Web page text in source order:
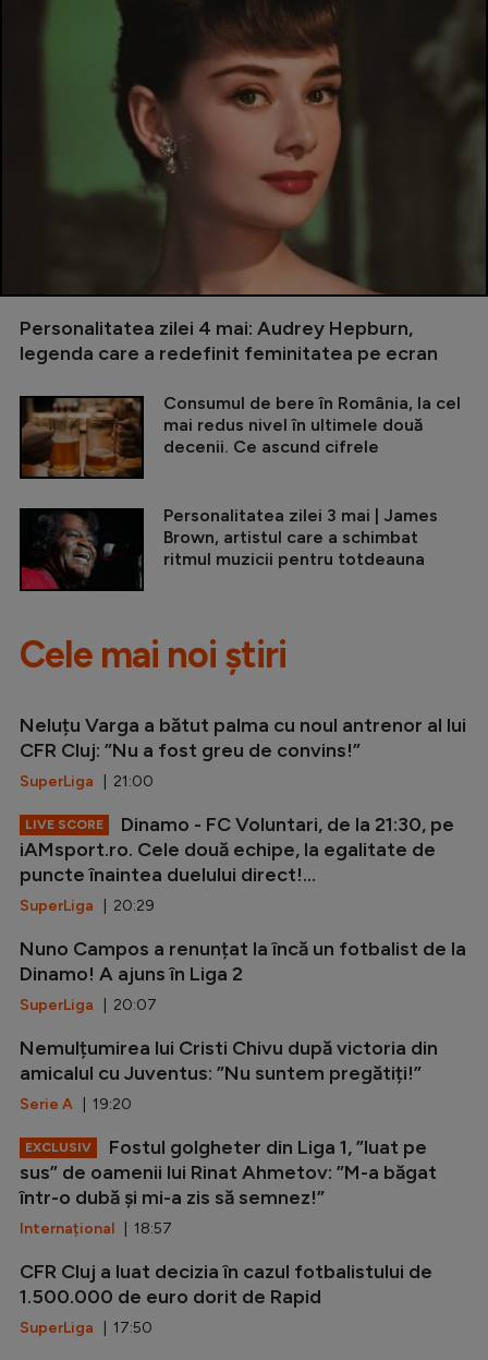
Personalitatea zilei 4 mai: Audrey Hepburn,
legenda care a redefinit feminitatea pe ecran
Consumul de bere în România, la cel
mai redus nivel în ultimele două
decenii. Ce ascund cifrele
Personalitatea zilei 3 mai | James
Brown, artistul care a schimbat
ritmul muzicii pentru totdeauna
Cele mai noi știri
Neluțu Varga a bătut palma cu noul antrenor al lui
CFR Cluj: ”Nu a fost greu de convins!”
SuperLiga | 21:00
LIVE SCORE
Dinamo - FC Voluntari, de la 21:30, pe
iAMsport.ro. Cele două echipe, la egalitate de
puncte înaintea duelului direct!...
SuperLiga | 20:29
Nuno Campos a renunțat la încă un fotbalist de la
Dinamo! A ajuns în Liga 2
SuperLiga | 20:07
Nemulțumirea lui Cristi Chivu după victoria din
amicalul cu Juventus: ”Nu suntem pregătiți!”
Serie A | 19:20
EXCLUSIV
Fostul golgheter din Liga 1, ”luat pe
sus” de oamenii lui Rinat Ahmetov: ”M-a băgat
într-o dubă și mi-a zis să semnez!”
Internațional | 18:57
CFR Cluj a luat decizia în cazul fotbalistului de
1.500.000 de euro dorit de Rapid
SuperLiga | 17:50